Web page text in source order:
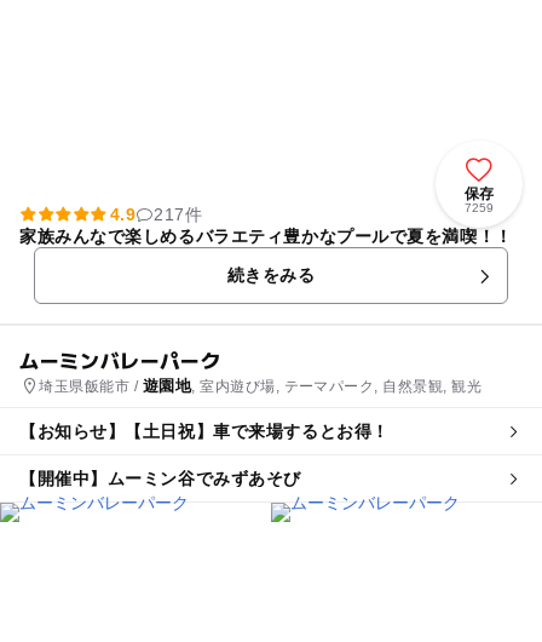
保存
7259
4.9
217件
家族みんなで楽しめるバラエティ豊かなプールで夏を満喫！！
続きをみる
ムーミンバレーパーク
埼玉県飯能市 / 遊園地, 室内遊び場, テーマパーク, 自然景観, 観光
【お知らせ】【土日祝】車で来場するとお得！
【開催中】ムーミン谷でみずあそび